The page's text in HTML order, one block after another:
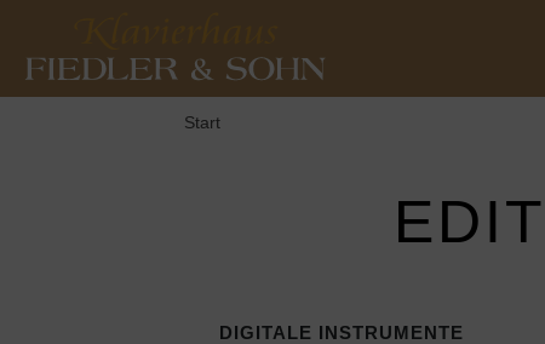
Start
DIGITALE INSTRUMENTE